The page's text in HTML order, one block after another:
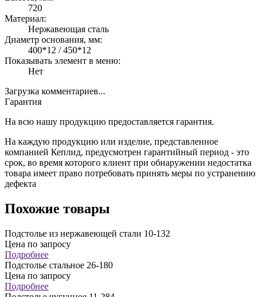
720
Материал:
Нержавеющая сталь
Диаметр основания, мм:
400*12 / 450*12
Показывать элемент в меню:
Нет
Загрузка комментариев...
Гарантия
На всю нашу продукцию предоставляется гарантия.
На каждую продукцию или изделие, представленное
компанией Кеплид, предусмотрен гарантийный период - это
срок, во время которого клиент при обнаружении недостатка
товара имеет право потребовать принять меры по устранению
дефекта
Похожие товары
Подстолье из нержавеющей стали 10-132
Цена по запросу
Подробнее
Подстолье стальное 26-180
Цена по запросу
Подробнее